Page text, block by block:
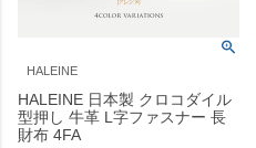
HALEINE
HALEINE 日本製 クロコダイル
型押し 牛革 L字ファスナー 長
財布 4FA